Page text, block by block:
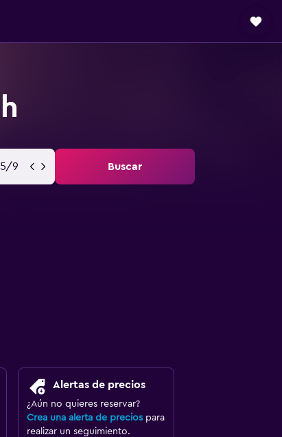
9 Buscar
Alertas de precios
¿Aún no quieres reservar?
Crea una alerta de preciospara
realizar un seguimiento.